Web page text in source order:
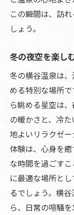
この瞬間は、訪
しょう。
冬の夜空を楽し
冬の横谷温泉は
める特別な場所
ら眺める星空は
の暖かさと、冷
地よいリラクゼ
体験は、心身を
な時間を過ごす
に最適な場所と
るでしょう。横
ら、日常の喧騒